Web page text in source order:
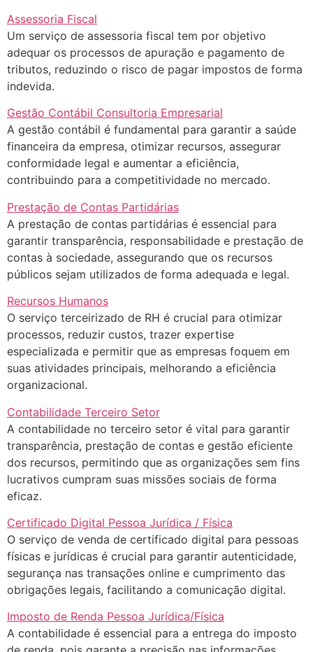
Assessoria Fiscal
Um serviço de assessoria fiscal tem por objetivo
adequar os processos de apuração e pagamento de
tributos, reduzindo o risco de pagar impostos de forma
indevida.
Gestão Contábil Consultoria Empresarial
A gestão contábil é fundamental para garantir a saúde
financeira da empresa, otimizar recursos, assegurar
conformidade legal e aumentar a eficiência,
contribuindo para a competitividade no mercado.
Prestação de Contas Partidárias
A prestação de contas partidárias é essencial para
garantir transparência, responsabilidade e prestação de
contas à sociedade, assegurando que os recursos
públicos sejam utilizados de forma adequada e legal.
Recursos Humanos
O serviço terceirizado de RH é crucial para otimizar
processos, reduzir custos, trazer expertise
especializada e permitir que as empresas foquem em
suas atividades principais, melhorando a eficiência
organizacional.
Contabilidade Terceiro Setor
A contabilidade no terceiro setor é vital para garantir
transparência, prestação de contas e gestão eficiente
dos recursos, permitindo que as organizações sem fins
lucrativos cumpram suas missões sociais de forma
eficaz.
Certificado Digital Pessoa Jurídica / Física
O serviço de venda de certificado digital para pessoas
físicas e jurídicas é crucial para garantir autenticidade,
segurança nas transações online e cumprimento das
obrigações legais, facilitando a comunicação digital.
Imposto de Renda Pessoa Jurídica/Física
A contabilidade é essencial para a entrega do imposto